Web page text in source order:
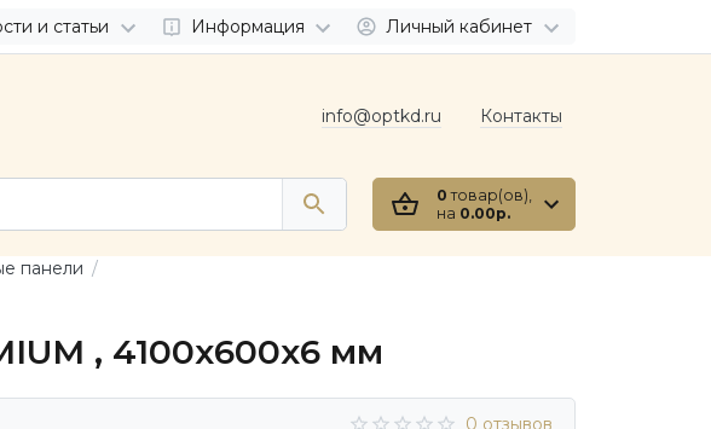
и статьи Информация Личный кабинет
info@optkd.ru Контакты
0 товар(ов),
на 0.00р.
панели
, 4100х600х6 мм
0 отзывов